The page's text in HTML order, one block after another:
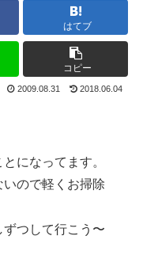
はてブ
コピー
2009.08.31 2018.06.04
になってます。
ので軽くお掃除
つして行こう〜